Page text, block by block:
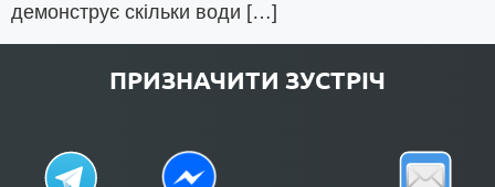
демонструє скільки води […]
ПРИЗНАЧИТИ ЗУСТРІЧ